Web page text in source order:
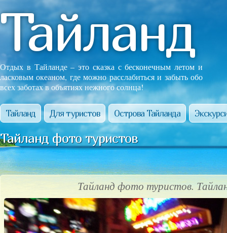
Тайланд
Отдых в Тайланде – это сказка с бесконечным летом и
ласковым океаном, где можно расслабиться и забыть обо
всех заботах в объятиях нежного солнца!
Тайланд Для туристов Острова Тайланда
Тайланд фото туристов
Тайланд фото туристов.